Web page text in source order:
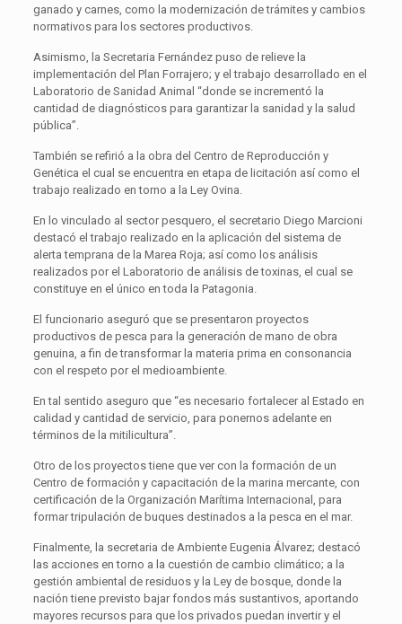
ganado y carnes, como la modernización de trámites y cambios
normativos para los sectores productivos.
Asimismo, la Secretaria Fernández puso de relieve la
implementación del Plan Forrajero; y el trabajo desarrollado en el
Laboratorio de Sanidad Animal “donde se incrementó la
cantidad de diagnósticos para garantizar la sanidad y la salud
pública”.
También se refirió a la obra del Centro de Reproducción y
Genética el cual se encuentra en etapa de licitación así como el
trabajo realizado en torno a la Ley Ovina.
En lo vinculado al sector pesquero, el secretario Diego Marcioni
destacó el trabajo realizado en la aplicación del sistema de
alerta temprana de la Marea Roja; así como los análisis
realizados por el Laboratorio de análisis de toxinas, el cual se
constituye en el único en toda la Patagonia.
El funcionario aseguró que se presentaron proyectos
productivos de pesca para la generación de mano de obra
genuina, a fin de transformar la materia prima en consonancia
con el respeto por el medioambiente.
En tal sentido aseguro que “es necesario fortalecer al Estado en
calidad y cantidad de servicio, para ponernos adelante en
términos de la mitilicultura”.
Otro de los proyectos tiene que ver con la formación de un
Centro de formación y capacitación de la marina mercante, con
certificación de la Organización Marítima Internacional, para
formar tripulación de buques destinados a la pesca en el mar.
Finalmente, la secretaria de Ambiente Eugenia Álvarez; destacó
las acciones en torno a la cuestión de cambio climático; a la
gestión ambiental de residuos y la Ley de bosque, donde la
nación tiene previsto bajar fondos más sustantivos, aportando
mayores recursos para que los privados puedan invertir y el